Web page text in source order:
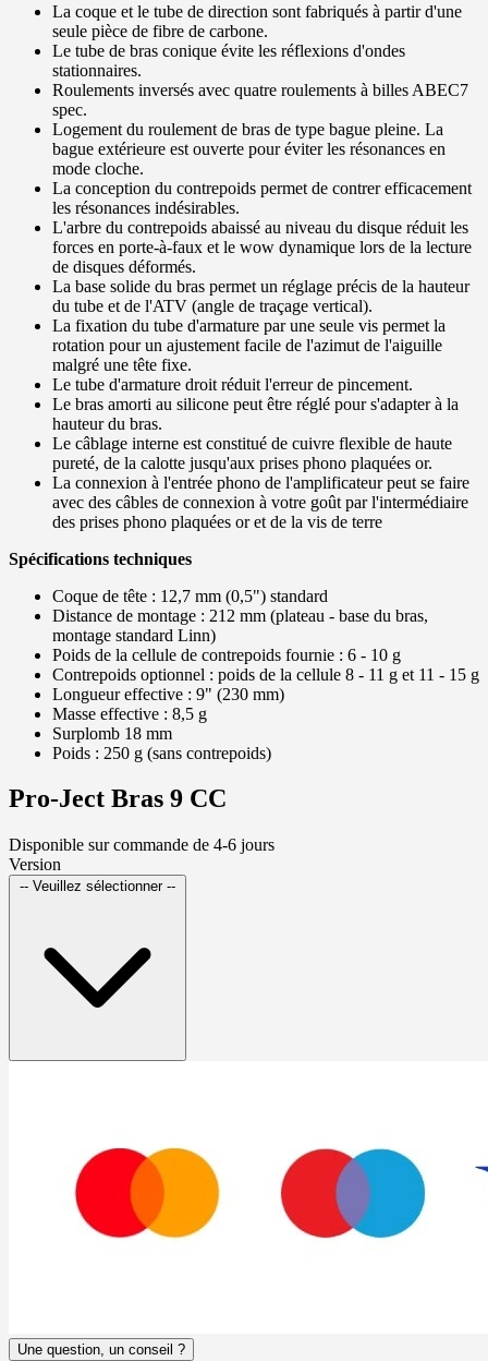
La coque et le tube de direction sont fabriqués à partir d'une
seule pièce de fibre de carbone.
Le tube de bras conique évite les réflexions d'ondes
stationnaires.
Roulements inversés avec quatre roulements à billes ABEC7
spec.
Logement du roulement de bras de type bague pleine. La
bague extérieure est ouverte pour éviter les résonances en
mode cloche.
La conception du contrepoids permet de contrer efficacement
les résonances indésirables.
L'arbre du contrepoids abaissé au niveau du disque réduit les
forces en porte-à-faux et le wow dynamique lors de la lecture
de disques déformés.
La base solide du bras permet un réglage précis de la hauteur
du tube et de l'ATV (angle de traçage vertical).
La fixation du tube d'armature par une seule vis permet la
rotation pour un ajustement facile de l'azimut de l'aiguille
malgré une tête fixe.
Le tube d'armature droit réduit l'erreur de pincement.
Le bras amorti au silicone peut être réglé pour s'adapter à la
hauteur du bras.
Le câblage interne est constitué de cuivre flexible de haute
pureté, de la calotte jusqu'aux prises phono plaquées or.
La connexion à l'entrée phono de l'amplificateur peut se faire
avec des câbles de connexion à votre goût par l'intermédiaire
des prises phono plaquées or et de la vis de terre
Spécifications techniques
Coque de tête : 12,7 mm (0,5") standard
Distance de montage : 212 mm (plateau - base du bras,
montage standard Linn)
Poids de la cellule de contrepoids fournie : 6 - 10 g
Contrepoids optionnel : poids de la cellule 8 - 11 g et 11 - 15 g
Longueur effective : 9" (230 mm)
Masse effective : 8,5 g
Surplomb 18 mm
Poids : 250 g (sans contrepoids)
Pro-Ject Bras 9 CC
Disponible sur commande de 4-6 jours
Version
-- Veuillez sélectionner --
Une question, un conseil ?